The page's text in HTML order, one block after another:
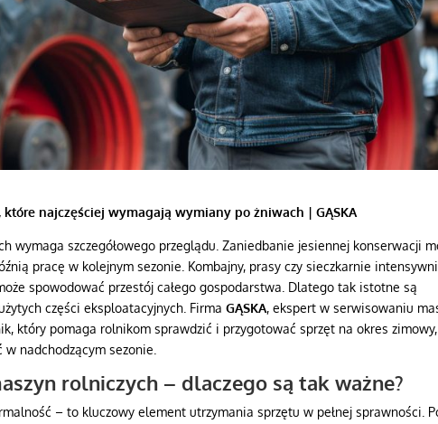
najczęściej wymagają wymiany po żniwach | GĄSKA
wymaga szczegółowego przeglądu. Zaniedbanie jesiennej konserwacji
pracę w kolejnym sezonie. Kombajny, prasy czy sieczkarnie
spowodować przestój całego gospodarstwa. Dlatego tak istotne są
części eksploatacyjnych. FirmaGĄSKA, ekspert w serwisowaniu
który pomaga rolnikom sprawdzić i przygotować sprzęt na okres zimowy,
nadchodzącym sezonie.
rolniczych – dlaczego są tak ważne?
– to kluczowy element utrzymania sprzętu w pełnej sprawności.